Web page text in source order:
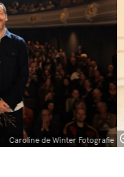
Caroline de Winter Fotografie